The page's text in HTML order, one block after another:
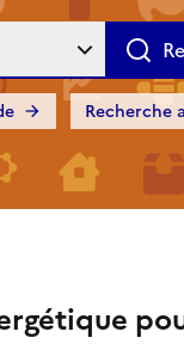
Recherche